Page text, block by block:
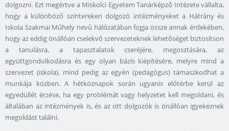
dolgozni. Ezt megértve a Miskolci Egyetem Tanárképző Intézete vállalta,
hogy a különböző színtereken dolgozó intézményeket a Hátrány és
Iskola Szakmai Műhely nevű hálózatában fogja össze annak érdekében,
hogy az eddig önállóan cselekvő szervezeteknek lehetőséget biztosítson
a tanulásra, a tapasztalatok cseréjére, megosztására, az
együttgondolkodásra és egy olyan bázis kiépítésére, melyre mind a
szervezet (iskola), mind pedig az egyén (pedagógus) támaszkodhat a
munkája közben. A hétköznapok során ugyanis előtérbe kerül az
egyedüllét érzése, ha egy problémát vagy helyzetet kell megoldani, és
általában az intézmények is, és az ott dolgozók is önállóan igyekeznek
megoldást találni.